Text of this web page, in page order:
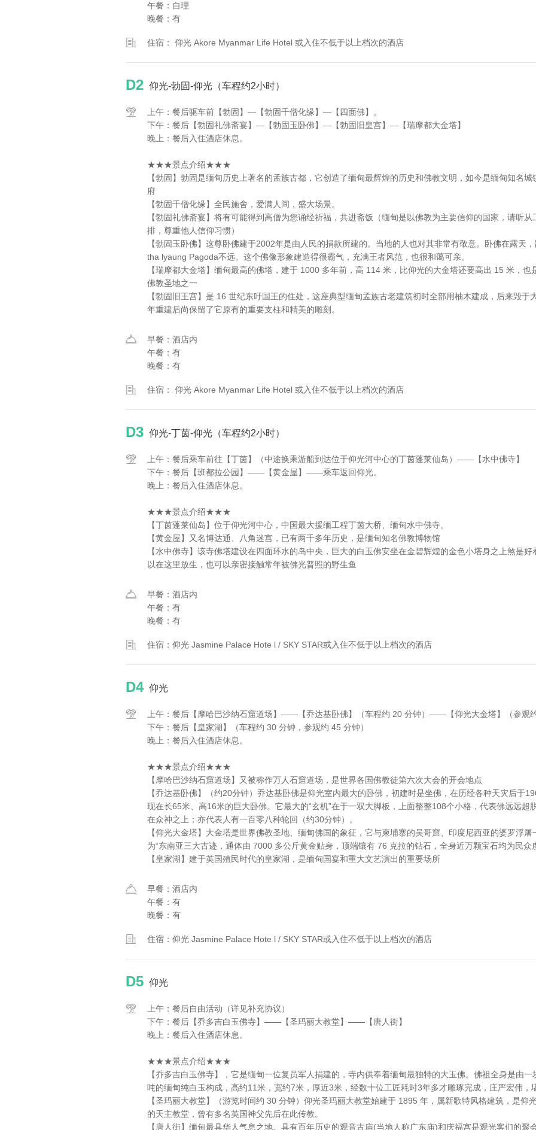
午餐：自理
晚餐：有
住宿： 仰光 Akore Myanmar Life Hotel 或入住不低于以上档次的酒店
D2 仰光-勃固-仰光（车程约2小时）
上午：餐后驱车前【勃固】—【勃固千僧化缘】—【四面佛】。
下午：餐后【勃固礼佛斋宴】—【勃固玉卧佛】—【勃固旧皇宫】—【瑞摩都大金塔】
晚上：餐后入住酒店休息。
★★★景点介绍★★★
【勃固】勃固是缅甸历史上著名的孟族古都，它创造了缅甸最辉煌的历史和佛教文明，如今是缅甸知名城
府
【勃固千僧化缘】全民施舍，爱满人间，盛大场景。
【勃固礼佛斋宴】将有可能得到高僧为您诵经祈福，共进斋饭（缅甸是以佛教为主要信仰的国家，请听从
排，尊重他人信仰习惯）
【勃固玉卧佛】这尊卧佛建于2002年是由人民的捐款所建的。当地的人也对其非常有敬意。卧佛在露天
tha lyaung Pagoda不远。这个佛像形象建造得很霸气，充满王者风范，也很和蔼可亲。
【瑞摩都大金塔】缅甸最高的佛塔，建于 1000 多年前，高 114 米，比仰光的大金塔还要高出 15 米，也
佛教圣地之一
【勃固旧王宫】是 16 世纪东吁国王的住处，这座典型缅甸孟族古老建筑初时全部用柚木建成，后来毁于
年重建后尚保留了它原有的重要支柱和精美的雕刻。
早餐：酒店内
午餐：有
晚餐：有
住宿： 仰光 Akore Myanmar Life Hotel 或入住不低于以上档次的酒店
D3 仰光-丁茵-仰光（车程约2小时）
上午：餐后乘车前往【丁茵】（中途换乘游船到达位于仰光河中心的丁茵蓬莱仙岛）——【水中佛寺】
下午：餐后【班都拉公园】——【黄金屋】——乘车返回仰光。
晚上：餐后入住酒店休息。
★★★景点介绍★★★
【丁茵蓬莱仙岛】位于仰光河中心，中国最大援缅工程丁茵大桥、缅甸水中佛寺。
【黄金屋】又名博达通、八角迷宫，已有两千多年历史，是缅甸知名佛教博物馆
【水中佛寺】该寺佛塔建设在四面环水的岛中央，巨大的白玉佛安坐在金碧辉煌的金色小塔身之上煞是好
以在这里放生，也可以亲密接触常年被佛光普照的野生鱼
早餐：酒店内
午餐：有
晚餐：有
住宿：仰光 Jasmine Palace Hote l / SKY STAR或入住不低于以上档次的酒店
D4 仰光
上午：餐后【摩哈巴沙纳石窟道场】——【乔达基卧佛】（车程约 20 分钟）——【仰光大金塔】（参观约
下午：餐后【皇家湖】（车程约 30 分钟，参观约 45 分钟）
晚上：餐后入住酒店休息。
★★★景点介绍★★★
【摩哈巴沙纳石窟道场】又被称作万人石窟道场，是世界各国佛教徒第六次大会的开会地点
【乔达基卧佛】（约20分钟）乔达基卧佛是仰光室内最大的卧佛，初建时是坐佛，在历经各种天灾后于
现在长65米、高16米的巨大卧佛。它最大的“玄机”在于一双大脚板，上面整整108个小格，代表佛远远超
在众神之上；亦代表人有一百零八种轮回（约30分钟）。
【仰光大金塔】大金塔是世界佛教圣地、缅甸佛国的象征，它与柬埔寨的吴哥窟、印度尼西亚的婆罗浮屠
为“东南亚三大古迹，通体由 7000 多公斤黄金贴身，顶端镶有 76 克拉的钻石，全身近万颗宝石均为民众
【皇家湖】建于英国殖民时代的皇家湖，是缅甸国宴和重大文艺演出的重要场所
早餐：酒店内
午餐：有
晚餐：有
住宿：仰光 Jasmine Palace Hote l / SKY STAR或入住不低于以上档次的酒店
D5 仰光
上午：餐后自由活动（详见补充协议）
下午：餐后【乔多吉白玉佛寺】——【圣玛丽大教堂】——【唐人街】
晚上：餐后入住酒店休息。
★★★景点介绍★★★
【乔多吉白玉佛寺】，它是缅甸一位复员军人捐建的，寺内供奉着缅甸最独特的大玉佛。佛祖全身是由一
吨的缅甸纯白玉构成，高约11米，宽约7米，厚近3米，经数十位工匠耗时3年多才雕琢完成，庄严宏伟，
【圣玛丽大教堂】（游览时间约 30 分钟）仰光圣玛丽大教堂始建于 1895 年，属新歌特风格建筑，是仰
的天主教堂，曾有多名英国神父先后在此传教。
【唐人街】缅甸最具华人气息之地。具有百年历史的观音古庙(当地人称广东庙)和庆福宫是观光客们的聚